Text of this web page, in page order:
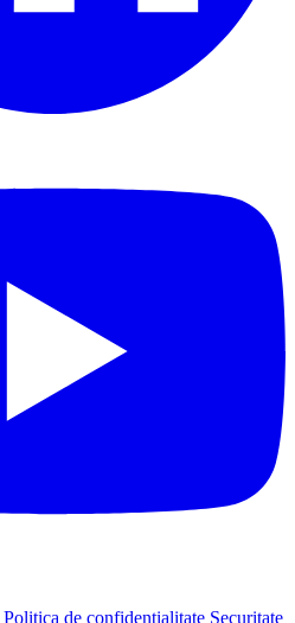
Politica de confidențialitate Securitate